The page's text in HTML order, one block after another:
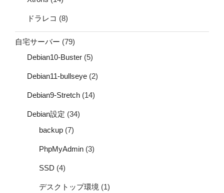
ドラレコ (8)
自宅サーバー (79)
Debian10-Buster (5)
Debian11-bullseye (2)
Debian9-Stretch (14)
Debian設定 (34)
backup (7)
PhpMyAdmin (3)
SSD (4)
デスクトップ環境 (1)